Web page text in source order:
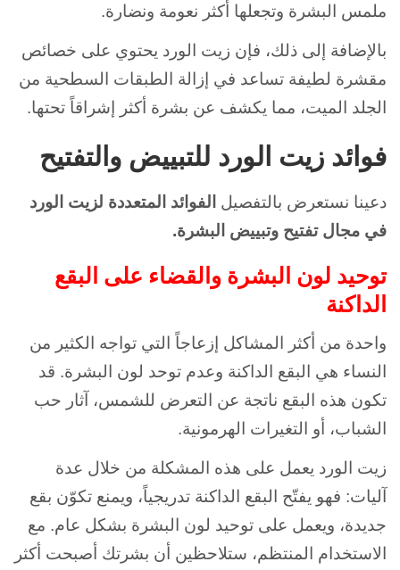
ملمس البشرة وتجعلها أكثر نعومة ونضارة.
بالإضافة إلى ذلك، فإن زيت الورد يحتوي على خصائص
مقشرة لطيفة تساعد في إزالة الطبقات السطحية من
الجلد الميت، مما يكشف عن بشرة أكثر إشراقاً تحتها.
فوائد زيت الورد للتبييض والتفتيح
دعينا نستعرض بالتفصيل الفوائد المتعددة لزيت الورد
في مجال تفتيح وتبييض البشرة.
توحيد لون البشرة والقضاء على البقع
الداكنة
واحدة من أكثر المشاكل إزعاجاً التي تواجه الكثير من
النساء هي البقع الداكنة وعدم توحد لون البشرة. قد
تكون هذه البقع ناتجة عن التعرض للشمس، آثار حب
الشباب، أو التغيرات الهرمونية.
زيت الورد يعمل على هذه المشكلة من خلال عدة
آليات: فهو يفتّح البقع الداكنة تدريجياً، ويمنع تكوّن بقع
جديدة، ويعمل على توحيد لون البشرة بشكل عام. مع
الاستخدام المنتظم، ستلاحظين أن بشرتك أصبحت أكثر